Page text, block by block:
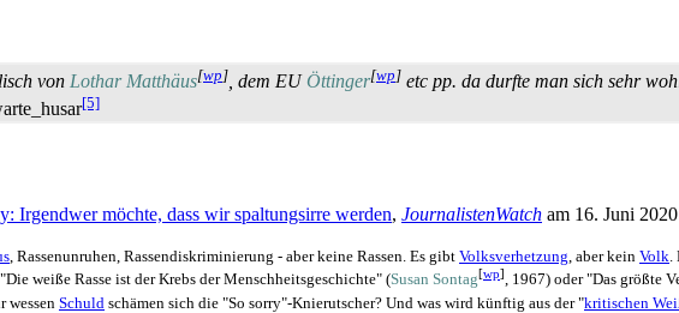
von Lothar Matthäus[wp] , dem EUÖttinger[wp] etc pp. da durfte man sich sehr
[5]
Irgendwer möchte, dass wir spaltungsirre werden, JournalistenWatch am 16. Juni 2020
, Rassenunruhen, Rassendiskriminierung - aber keine Rassen. Es gibt Volksverhetzung , aber kein Volk
weiße Rasse ist der Krebs der Menschheits­geschichte" (Susan Sontag[wp], 1967) oder "Das größte
wessen Schuld schämen sich die "So sorry"-Knierutscher? Und was wird künftig aus der "kritischen